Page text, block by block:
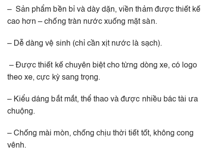
– Sản phẩm bền bỉ và dày dặn, viền thảm được thiết kế
cao hơn – chống tràn nước xuống mặt sàn.
– Dễ dàng vệ sinh (chỉ cần xịt nước là sạch).
– Được thiết kế chuyên biệt cho từng dòng xe, có logo
theo xe, cực kỳ sang trọng.
– Kiểu dáng bắt mắt, thể thao và được nhiều bác tài ưa
chuộng.
– Chống mài mòn, chống chịu thời tiết tốt, không cong
vênh.